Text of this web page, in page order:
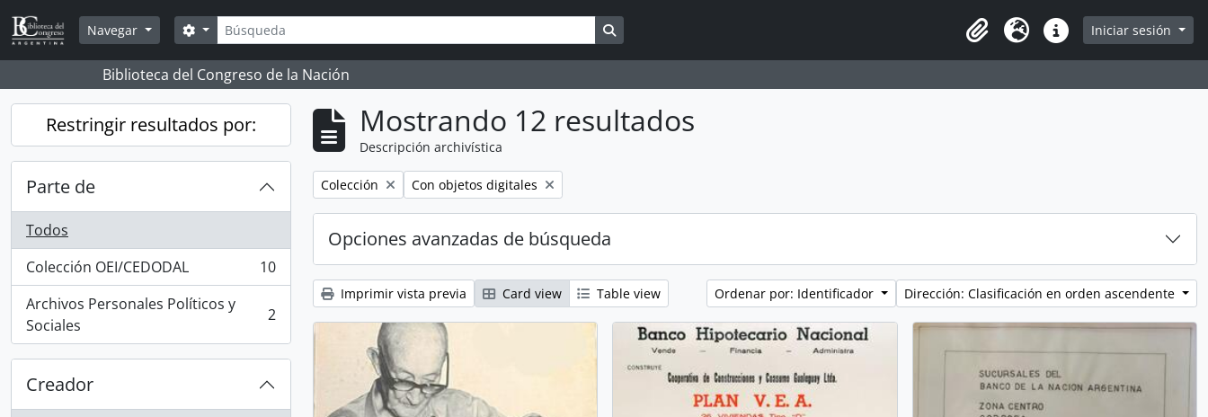
Skip to main content
Navegar
Búsqueda
Search options
Portapapeles
Idioma Enlaces rápidos
Iniciar sesión
Biblioteca del Congreso de la Nación
Restringir resultados por:
Parte de
Todos
Colección OEI/CEDODAL
, 10 resultados
10
Archivos Personales Políticos y
Sociales
, 2 resultados 2
Creador
Mostrando 12 resultados
Descripción archivística
Remove filter:
Colección Remove filter:
Con objetos digitales
Opciones avanzadas de búsqueda
Imprimir vista previa Card view Table view Ordenar por: Identificador Dirección: Clasificación en orden ascendente